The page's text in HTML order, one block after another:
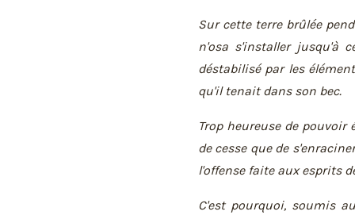
Sur cette terre brûlée
n'osa s'installer jusqu'à
déstabilisé par les
qu'il tenait dans son bec.
Trop heureuse de pouvoir
de cesse que de
l'offense faite aux esprits
C'est pourquoi, soumis